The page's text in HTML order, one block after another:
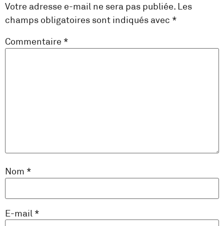
Votre adresse e-mail ne sera pas publiée. Les
champs obligatoires sont indiqués avec *
Commentaire *
Nom *
E-mail *